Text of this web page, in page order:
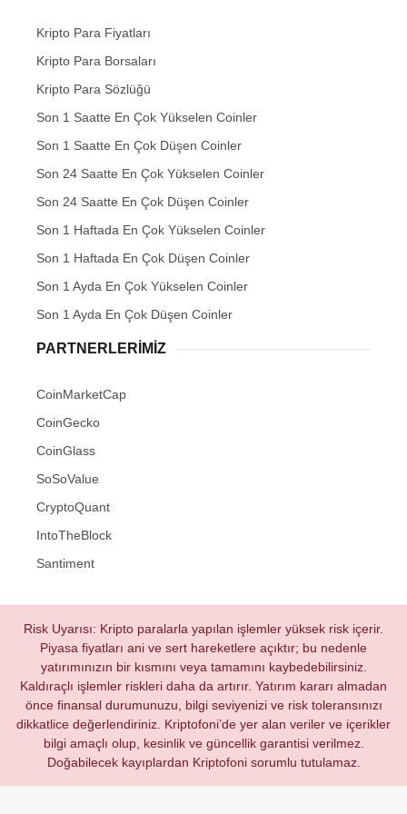
Kripto Para Fiyatları
Kripto Para Borsaları
Kripto Para Sözlüğü
Son 1 Saatte En Çok Yükselen Coinler
Son 1 Saatte En Çok Düşen Coinler
Son 24 Saatte En Çok Yükselen Coinler
Son 24 Saatte En Çok Düşen Coinler
Son 1 Haftada En Çok Yükselen Coinler
Son 1 Haftada En Çok Düşen Coinler
Son 1 Ayda En Çok Yükselen Coinler
Son 1 Ayda En Çok Düşen Coinler
PARTNERLERIMIZ
CoinMarketCap
CoinGecko
CoinGlass
SoSoValue
CryptoQuant
IntoTheBlock
Santiment
Risk Uyarısı: Kripto paralarla yapılan işlemler yüksek risk içerir.
Piyasa fiyatları ani ve sert hareketlere açıktır; bu nedenle
yatırımınızın bir kısmını veya tamamını kaybedebilirsiniz.
Kaldıraçlı işlemler riskleri daha da artırır. Yatırım kararı almadan
önce finansal durumunuzu, bilgi seviyenizi ve risk toleransınızı
dikkatlice değerlendiriniz. Kriptofoni’de yer alan veriler ve içerikler
bilgi amaçlı olup, kesinlik ve güncellik garantisi verilmez.
Doğabilecek kayıplardan Kriptofoni sorumlu tutulamaz.